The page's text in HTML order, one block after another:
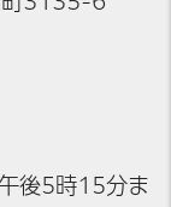
後5時15分ま